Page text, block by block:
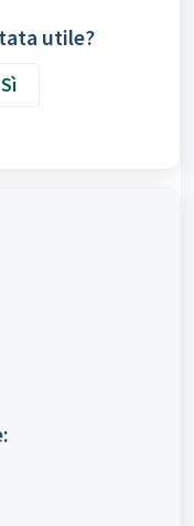
utile?
Sì